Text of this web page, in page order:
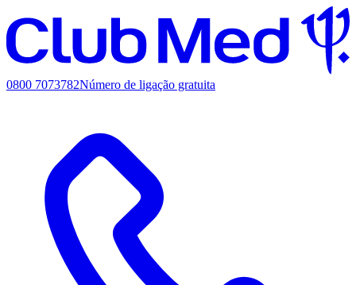
0800 7073782Número de ligação gratuita